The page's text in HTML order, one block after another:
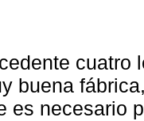
cuatro
buena
es necesario